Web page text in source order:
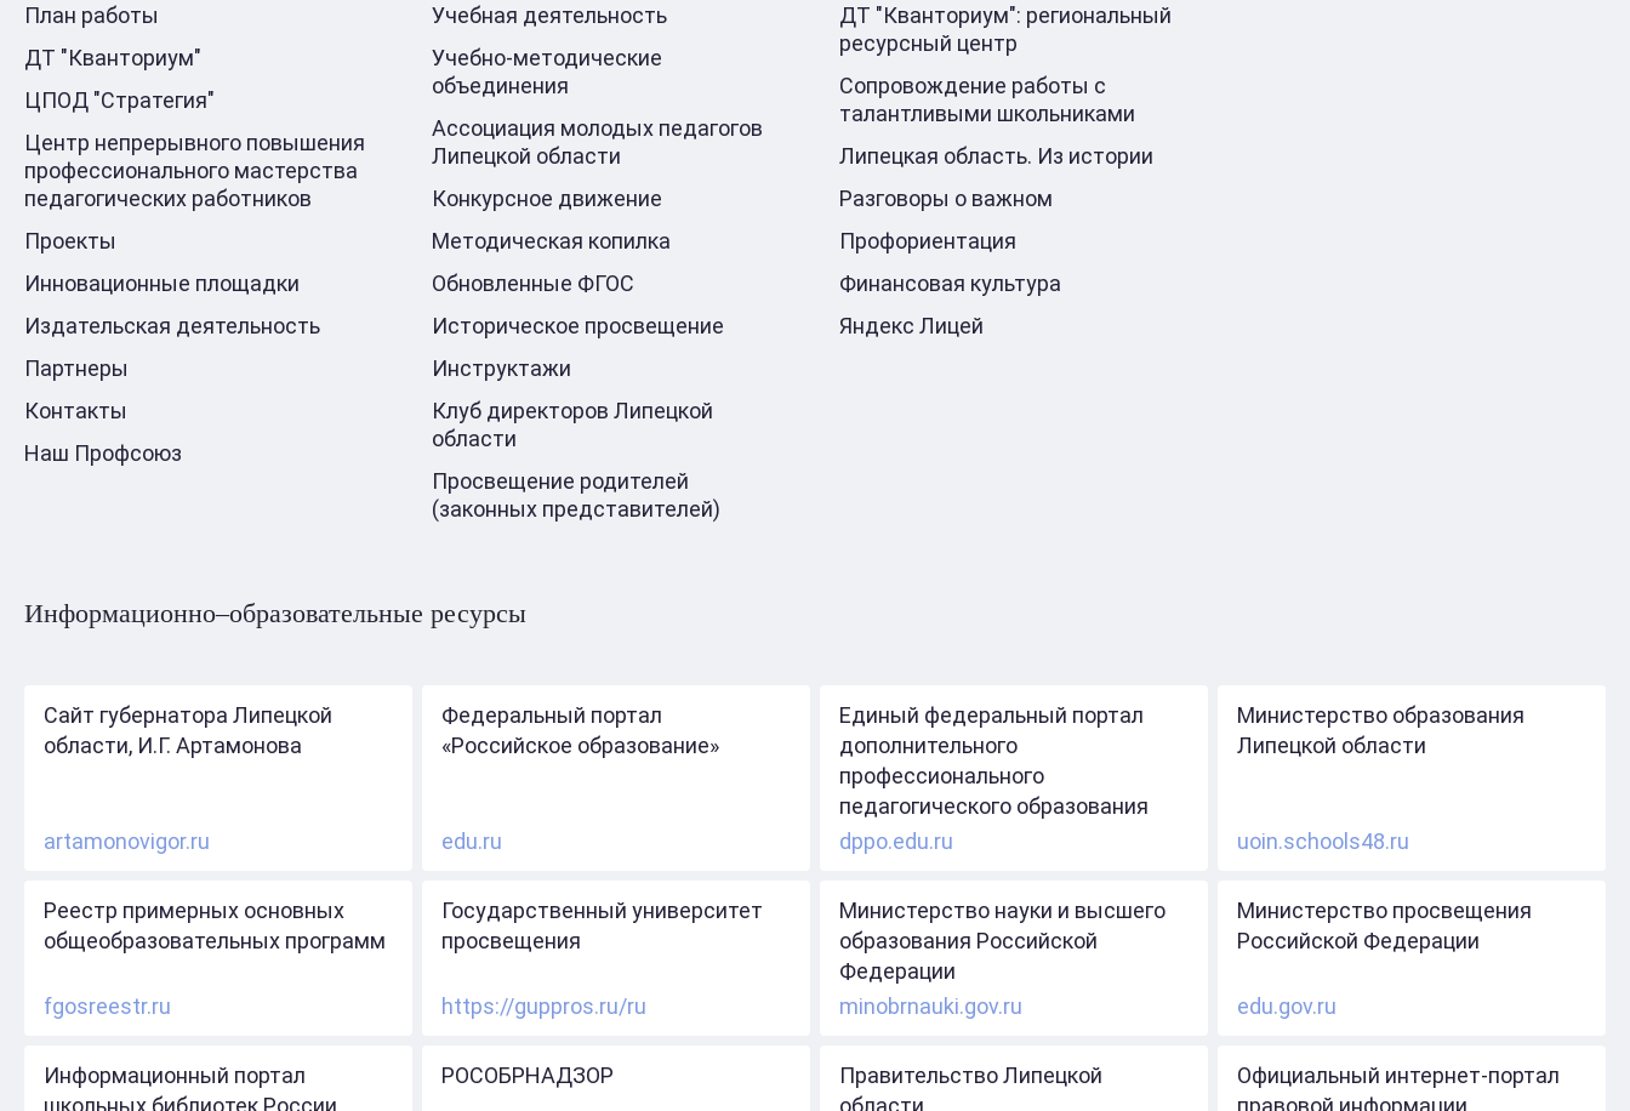
План работы
ДТ "Кванториум"
ЦПОД "Стратегия"
Центр непрерывного повышения
профессионального мастерства
педагогических работников
Проекты
Инновационные площадки
Издательская деятельность
Партнеры
Контакты
Наш Профсоюз
Учебная деятельность
Учебно-методические
объединения
Ассоциация молодых педагогов
Липецкой области
Конкурсное движение
Методическая копилка
Обновленные ФГОС
Историческое просвещение
Инструктажи
Клуб директоров Липецкой
области
Просвещение родителей
(законных представителей)
ДТ "Кванториум": региональный
ресурсный центр
Сопровождение работы с
талантливыми школьниками
Липецкая область. Из истории
Разговоры о важном
Профориентация
Финансовая культура
Яндекс Лицей
Информационно–образовательные ресурсы
Сайт губернатора Липецкой
области, И.Г. Артамонова
artamonovigor.ru
Федеральный портал
«Российское образование»
edu.ru
Единый федеральный портал
дополнительного
профессионального
педагогического образования
dppo.edu.ru
Министерство образования
Липецкой области
uoin.schools48.ru
Реестр примерных основных
общеобразовательных программ
fgosreestr.ru
Государственный университет
просвещения
https://guppros.ru/ru
Министерство науки и высшего
образования Российской
Федерации
minobrnauki.gov.ru
Министерство просвещения
Российской Федерации
edu.gov.ru
Информационный портал
школьных библиотек России
РОСОБРНАДЗОР
Правительство Липецкой
области
Официальный интернет-портал
правовой информации